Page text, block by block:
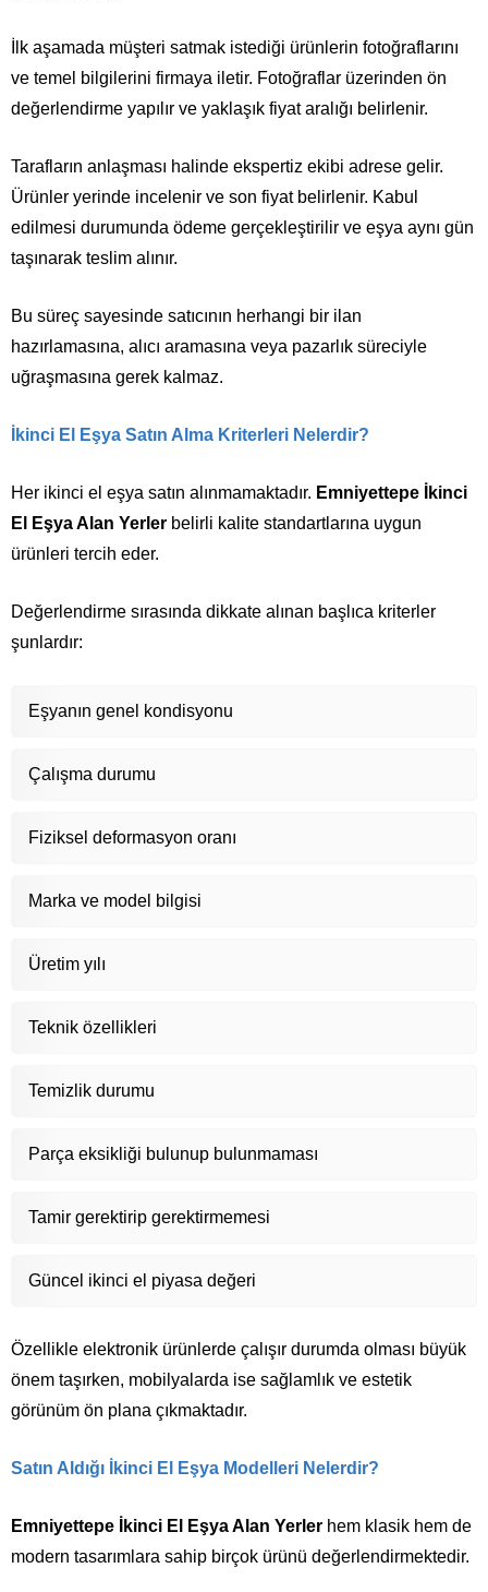
İlk aşamada müşteri satmak istediği ürünlerin fotoğraflarını
ve temel bilgilerini firmaya iletir. Fotoğraflar üzerinden ön
değerlendirme yapılır ve yaklaşık fiyat aralığı belirlenir.
Tarafların anlaşması halinde ekspertiz ekibi adrese gelir.
Ürünler yerinde incelenir ve son fiyat belirlenir. Kabul
edilmesi durumunda ödeme gerçekleştirilir ve eşya aynı gün
taşınarak teslim alınır.
Bu süreç sayesinde satıcının herhangi bir ilan
hazırlamasına, alıcı aramasına veya pazarlık süreciyle
uğraşmasına gerek kalmaz.
İkinci El Eşya Satın Alma Kriterleri Nelerdir?
Her ikinci el eşya satın alınmamaktadır. Emniyettepe İkinci
El Eşya Alan Yerler belirli kalite standartlarına uygun
ürünleri tercih eder.
Değerlendirme sırasında dikkate alınan başlıca kriterler
şunlardır:
Eşyanın genel kondisyonu
Çalışma durumu
Fiziksel deformasyon oranı
Marka ve model bilgisi
Üretim yılı
Teknik özellikleri
Temizlik durumu
Parça eksikliği bulunup bulunmaması
Tamir gerektirip gerektirmemesi
Güncel ikinci el piyasa değeri
Özellikle elektronik ürünlerde çalışır durumda olması büyük
önem taşırken, mobilyalarda ise sağlamlık ve estetik
görünüm ön plana çıkmaktadır.
Satın Aldığı İkinci El Eşya Modelleri Nelerdir?
Emniyettepe İkinci El Eşya Alan Yerler hem klasik hem de
modern tasarımlara sahip birçok ürünü değerlendirmektedir.